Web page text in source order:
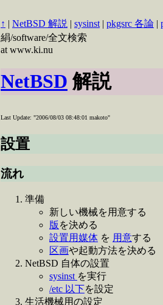
↑ | NetBSD 解説 | sysinst | pkgsrc 各論 |
絹/software/全文検索
at www.ki.nu
NetBSD 解説
Last Update: "2006/08/03 08:48:01 makoto"
設置
流れ
準備
新しい機械を用意する
版 を決める
設置用媒体 を 用意する
区画や起動方法を決める
NetBSD 自体の設置
sysinst を実行
/etc 以下を設定
生活機械用の設定